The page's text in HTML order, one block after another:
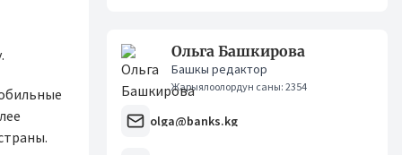
Ольга Башкирова
Башкы редактор
Жарыялоолордун саны: 2354
olga@banks.kg